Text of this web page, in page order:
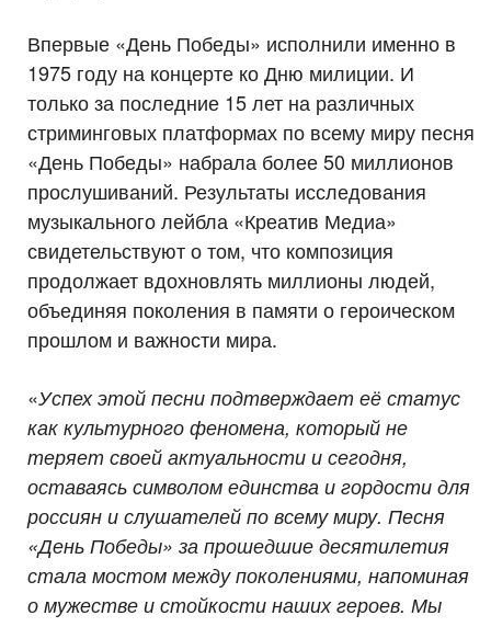
Впервые «День Победы» исполнили именно в
1975 году на концерте ко Дню милиции. И
только за последние 15 лет на различных
стриминговых платформах по всему миру песня
«День Победы» набрала более 50 миллионов
прослушиваний. Результаты исследования
музыкального лейбла «Креатив Медиа»
свидетельствуют о том, что композиция
продолжает вдохновлять миллионы людей,
объединяя поколения в памяти о героическом
прошлом и важности мира.
«Успех этой песни подтверждает её статус
как культурного феномена, который не
теряет своей актуальности и сегодня,
оставаясь символом единства и гордости для
россиян и слушателей по всему миру. Песня
«День Победы» за прошедшие десятилетия
стала мостом между поколениями, напоминая
о мужестве и стойкости наших героев. Мы